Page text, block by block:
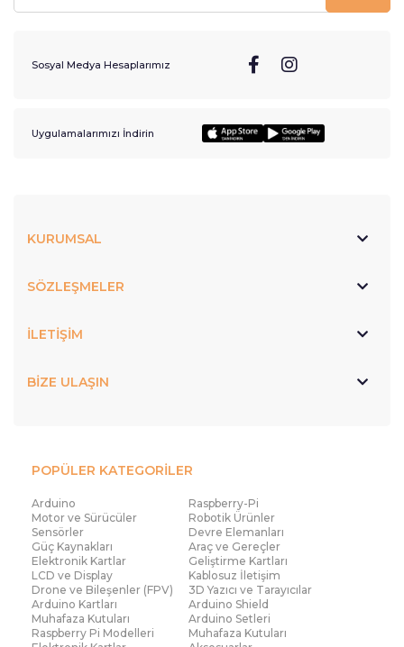
Sosyal Medya Hesaplarımız
Uygulamalarımızı İndirin
KURUMSAL
SÖZLEŞMELER
İLETİŞİM
BİZE ULAŞIN
POPÜLER KATEGORİLER
Arduino
Raspberry-Pi
Motor ve Sürücüler
Robotik Ürünler
Sensörler
Devre Elemanları
Güç Kaynakları
Araç ve Gereçler
Elektronik Kartlar
Geliştirme Kartları
LCD ve Display
Kablosuz İletişim
Drone ve Bileşenler (FPV)
3D Yazıcı ve Tarayıcılar
Arduino Kartları
Arduino Shield
Muhafaza Kutuları
Arduino Setleri
Raspberry Pi Modelleri
Muhafaza Kutuları